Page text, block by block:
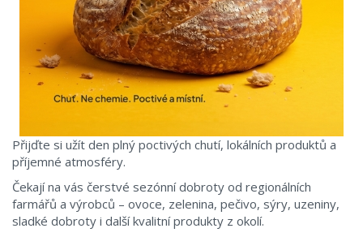
Přijďte si užít den plný poctivých chutí, lokálních produktů a
příjemné atmosféry.
Čekají na vás čerstvé sezónní dobroty od regionálních
farmářů a výrobců – ovoce, zelenina, pečivo, sýry, uzeniny,
sladké dobroty i další kvalitní produkty z okolí.